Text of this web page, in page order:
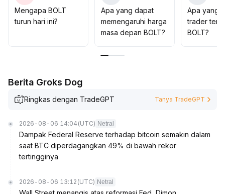
Mengapa BOLT
turun hari ini?
Apa yang dapat
memengaruhi harga
masa depan BOLT?
Apa yang
trader
BOLT?
Berita Groks Dog
Ringkas dengan TradeGPT Tanya TradeGPT
2026-08-06 14:04 (UTC) Netral
Dampak Federal Reserve terhadap bitcoin semakin dalam
saat BTC diperdagangkan 49% di bawah rekor
tertingginya
2026-08-06 13:12 (UTC) Netral